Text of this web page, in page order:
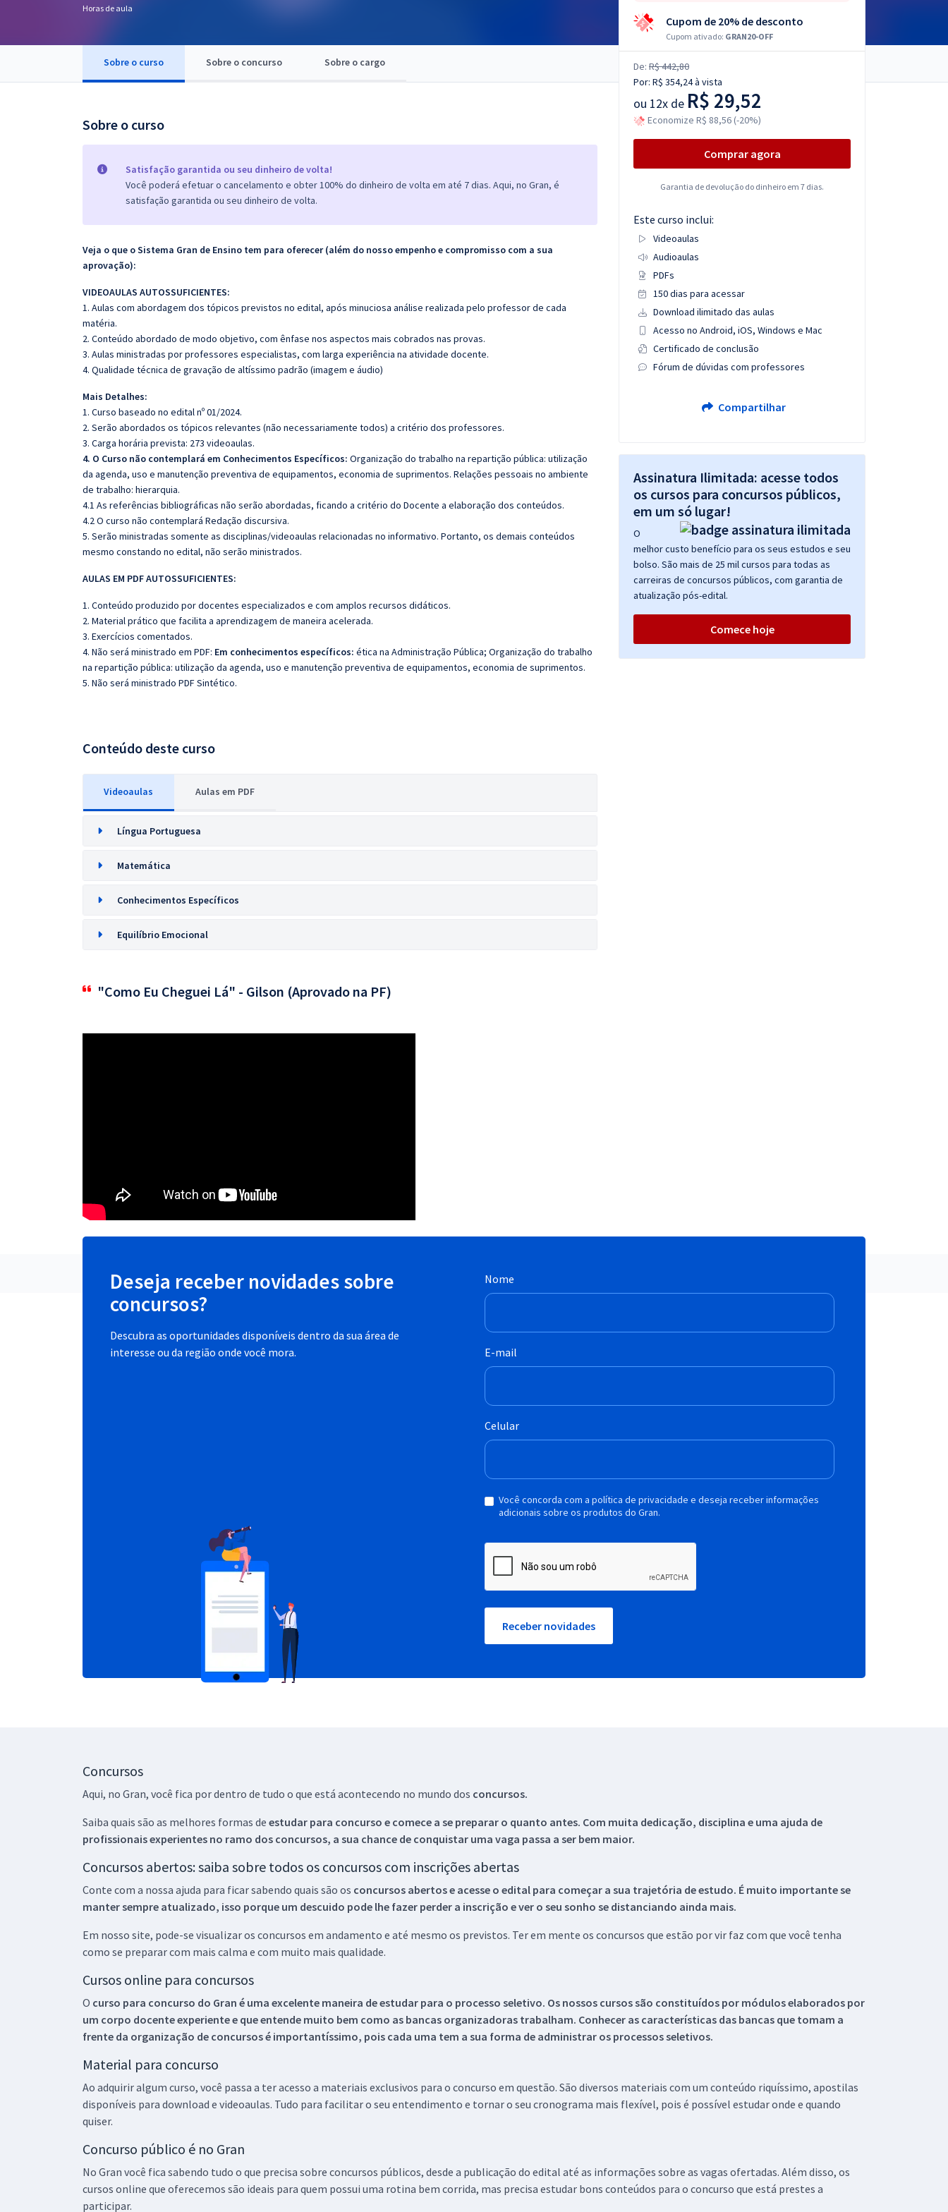
OAB
Questões grátis
Conteúdo gratuito
Horas de aula
Sobre o curso Sobre o concurso Sobre o cargo
Sobre o curso
Satisfação garantida ou seu dinheiro de volta!
Você poderá efetuar o cancelamento e obter 100% do dinheiro de volta em até 7 dias. Aqui, no Gran, é
satisfação garantida ou seu dinheiro de volta.
Veja o que o Sistema Gran de Ensino tem para oferecer (além do nosso empenho e compromisso com a sua
aprovação):
VIDEOAULAS AUTOSSUFICIENTES:
1. Aulas com abordagem dos tópicos previstos no edital, após minuciosa análise realizada pelo professor de cada
matéria.
2. Conteúdo abordado de modo objetivo, com ênfase nos aspectos mais cobrados nas provas.
3. Aulas ministradas por professores especialistas, com larga experiência na atividade docente.
4. Qualidade técnica de gravação de altíssimo padrão (imagem e áudio)
Mais Detalhes:
1. Curso baseado no edital nº 01/2024.
2. Serão abordados os tópicos relevantes (não necessariamente todos) a critério dos professores.
3. Carga horária prevista: 273 videoaulas.
4. O Curso não contemplará em Conhecimentos Específicos: Organização do trabalho na repartição pública: utilização
da agenda, uso e manutenção preventiva de equipamentos, economia de suprimentos. Relações pessoais no ambiente
de trabalho: hierarquia.
4.1 As referências bibliográficas não serão abordadas, ficando a critério do Docente a elaboração dos conteúdos.
4.2 O curso não contemplará Redação discursiva.
5. Serão ministradas somente as disciplinas/videoaulas relacionadas no informativo. Portanto, os demais conteúdos
mesmo constando no edital, não serão ministrados.
AULAS EM PDF AUTOSSUFICIENTES:
1. Conteúdo produzido por docentes especializados e com amplos recursos didáticos.
2. Material prático que facilita a aprendizagem de maneira acelerada.
3. Exercícios comentados.
4. Não será ministrado em PDF: Em conhecimentos específicos: ética na Administração Pública; Organização do trabalho
na repartição pública: utilização da agenda, uso e manutenção preventiva de equipamentos, economia de suprimentos.
5. Não será ministrado PDF Sintético.
Conteúdo deste curso
Videoaulas Aulas em PDF
Língua Portuguesa
Matemática
Conhecimentos Específicos
Equilíbrio Emocional
"Como Eu Cheguei Lá" - Gilson (Aprovado na PF)
Cupom de 20% de desconto
Cupom ativado: GRAN20-OFF
De: R$ 442,80
Por: R$ 354,24à vista
ou 12x de R$ 29,52
Economize R$ 88,56 (-20%)
Comprar agora
Garantia de devolução do dinheiro em 7 dias.
Este curso inclui:
Videoaulas
Audioaulas
PDFs
150 dias para acessar
Download ilimitado das aulas
Acesso no Android, iOS, Windows e Mac
Certificado de conclusão
Fórum de dúvidas com professores
Compartilhar
Assinatura Ilimitada: acesse todos
os cursos para concursos públicos,
em um só lugar!
O
melhor custo benefício para os seus estudos e seu
bolso. São mais de 25 mil cursos para todas as
carreiras de concursos públicos, com garantia de
atualização pós-edital.
Comece hoje
Deseja receber novidades sobre
concursos?
Descubra as oportunidades disponíveis dentro da sua área de
interesse ou da região onde você mora.
Nome
E-mail
Celular
Você concorda com a política de privacidade e deseja receber informações
adicionais sobre os produtos do Gran.
Receber novidades
Concursos
Aqui, no Gran, você fica por dentro de tudo o que está acontecendo no mundo dos concursos.
Saiba quais são as melhores formas de estudar para concurso e comece a se preparar o quanto antes. Com muita dedicação, disciplina e uma ajuda de
profissionais experientes no ramo dos concursos, a sua chance de conquistar uma vaga passa a ser bem maior.
Concursos abertos: saiba sobre todos os concursos com inscrições abertas
Conte com a nossa ajuda para ficar sabendo quais são os concursos abertos e acesse o edital para começar a sua trajetória de estudo. É muito importante se
manter sempre atualizado, isso porque um descuido pode lhe fazer perder a inscrição e ver o seu sonho se distanciando ainda mais.
Em nosso site, pode-se visualizar os concursos em andamento e até mesmo os previstos. Ter em mente os concursos que estão por vir faz com que você tenha
como se preparar com mais calma e com muito mais qualidade.
Cursos online para concursos
O curso para concurso do Gran é uma excelente maneira de estudar para o processo seletivo. Os nossos cursos são constituídos por módulos elaborados por
um corpo docente experiente e que entende muito bem como as bancas organizadoras trabalham. Conhecer as características das bancas que tomam a
frente da organização de concursos é importantíssimo, pois cada uma tem a sua forma de administrar os processos seletivos.
Material para concurso
Ao adquirir algum curso, você passa a ter acesso a materiais exclusivos para o concurso em questão. São diversos materiais com um conteúdo riquíssimo, apostilas
disponíveis para download e videoaulas. Tudo para facilitar o seu entendimento e tornar o seu cronograma mais flexível, pois é possível estudar onde e quando
quiser.
Concurso público é no Gran
No Gran você fica sabendo tudo o que precisa sobre concursos públicos, desde a publicação do edital até as informações sobre as vagas ofertadas. Além disso, os
cursos online que oferecemos são ideais para quem possui uma rotina bem corrida, mas precisa estudar bons conteúdos para o concurso que está prestes a
participar.